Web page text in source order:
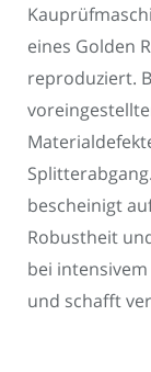
eines Golden
reproduziert.
bescheinigt
Robustheit
bei
und schafft